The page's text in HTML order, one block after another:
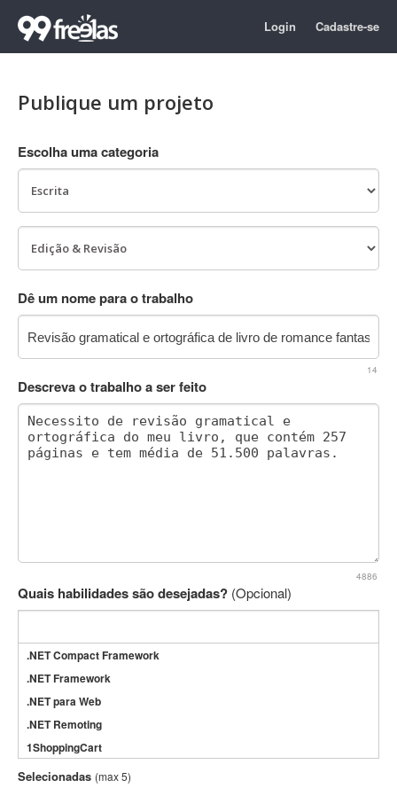
Login Cadastre-se
Publique um projeto
Escolha uma categoria
Dê um nome para o trabalho
14
Descreva o trabalho a ser feito
4886
Quais habilidades são desejadas? (Opcional)
.NET Compact Framework
.NET Framework
.NET para Web
.NET Remoting
1ShoppingCart
3DS Max
Selecionadas (max 5)